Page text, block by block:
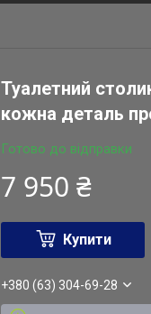
Туалетний
кожна деталь
Готово до відправки
7 950 ₴
Купити
+380 (63) 304-69-28